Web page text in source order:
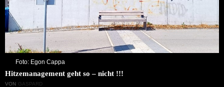
Foto: Egon Cappa
Hitzemanagement geht so – nicht !!!
VON GASPARD